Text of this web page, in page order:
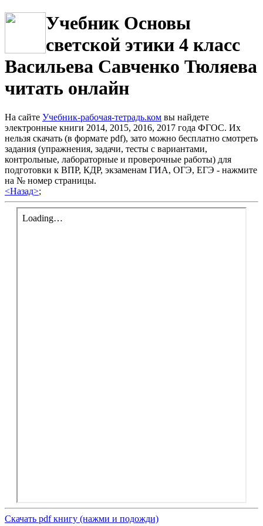
Учебник Основы
светской этики 4 класс
Васильева Савченко Тюляева
читать онлайн
На сайте Учебник-рабочая-тетрадь.ком вы найдете
электронные книги 2014, 2015, 2016, 2017 года ФГОС. Их
нельзя скачать (в формате pdf), зато можно бесплатно смотреть
задания (упражнения, задачи, тесты с вариантами,
контрольные, лабораторные и проверочные работы) для
подготовки к ВПР, КДР, экзаменам ГИА, ОГЭ, ЕГЭ - нажмите
на № номер страницы.
<Назад>;
Скачать pdf книгу (нажми и подожди)